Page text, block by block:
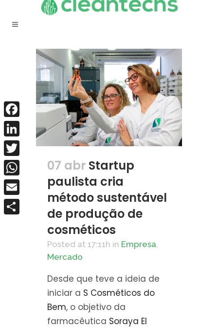
07 abr Startup
paulista cria
método sustentável
de produção de
cosméticos
Posted at 17:11h in Empresa,
Mercado
Desde que teve a ideia de
iniciar a S Cosméticos do
Bem, o objetivo da
farmacêutica Soraya El
Facebook
LinkedIn
Twitter
WhatsApp
Email